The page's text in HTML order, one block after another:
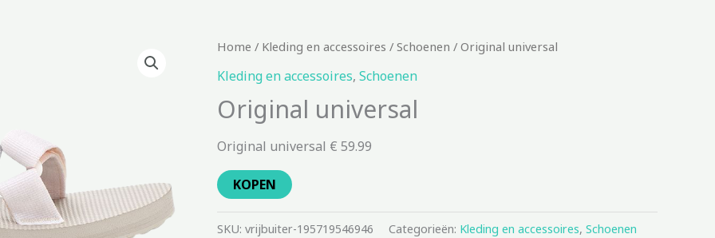
Home / Kleding en accessoires / Schoenen / Original universal
Kleding en accessoires, Schoenen
Original universal
Original universal € 59.99
KOPEN
SKU: vrijbuiter-195719546946 Categorieën: Kleding en accessoires, Schoenen